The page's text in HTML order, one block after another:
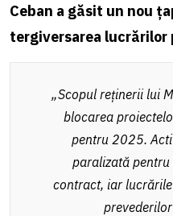
Ceban a găsit un nou
tergiversarea lucrărilor
„Scopul reținerii lui
blocarea
pentru 2025.
paralizată pentru
contract, iar